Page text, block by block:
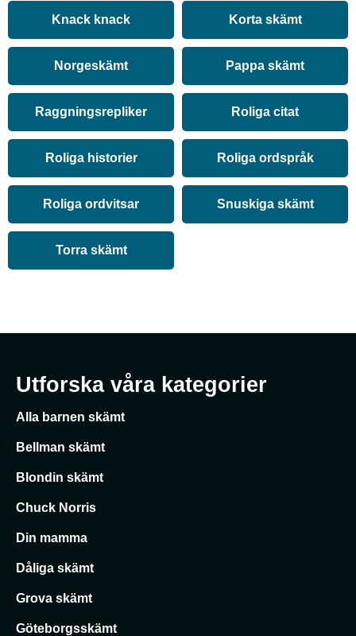
Knack knack Korta skämt
Norgeskämt Pappa skämt
Raggningsrepliker Roliga citat
Roliga historier Roliga ordspråk
Roliga ordvitsar Snuskiga skämt
Torra skämt
Utforska våra kategorier
Alla barnen skämt
Bellman skämt
Blondin skämt
Chuck Norris
Din mamma
Dåliga skämt
Grova skämt
Göteborgsskämt